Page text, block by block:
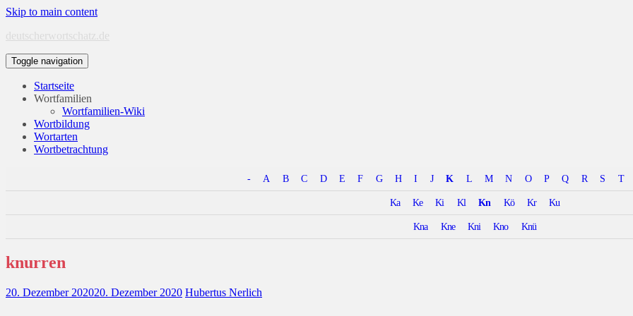
Skip to main content
deutscherwortschatz.de
Toggle navigation
Startseite
Wortfamilien
Wortfamilien-Wiki
Wortbildung
Wortarten
Wortbetrachtung
- A B C D E F G H I J K L M N O P Q R S T
Ka Ke Ki Kl Kn Kö Kr Ku
Kna Kne Kni Kno Knü
knurren
20. Dezember 202020. Dezember 2020 Hubertus Nerlich